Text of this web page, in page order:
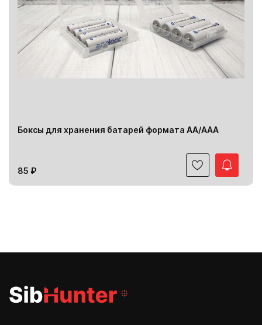
Боксы для хранения батарей формата АА/ААА
85 ₽